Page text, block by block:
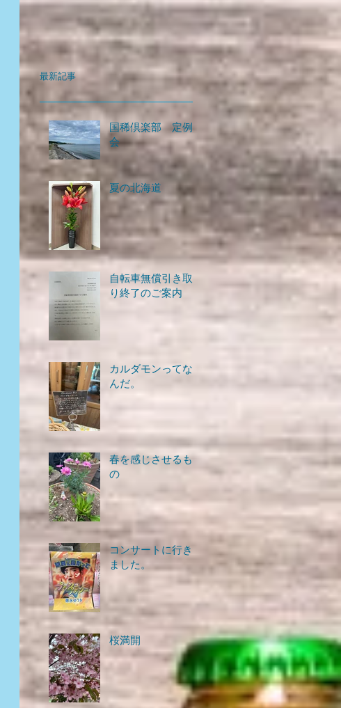
最新記事
国稀倶楽部 定例
会
夏の北海道
自転車無償引き取
り終了のご案内
カルダモンってな
んだ。
春を感じさせるも
の
コンサートに行き
ました。
桜満開